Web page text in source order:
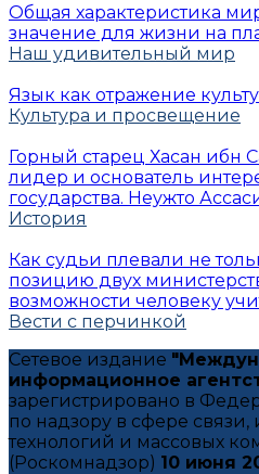
Общая характеристика
значение для жизни на
Наш удивительный мир
Язык как отражение
Культура и просвещение
Горный старец Хасан ибн
лидер и основатель
государства. Неужто
История
Как судьи плевали не
позицию двух
возможности человеку
Вести с перчинкой
Сетевое издание
информационное
зарегистрировано в
по надзору в сфере
технологий и массовых
(Роскомнадзор) 10 июня